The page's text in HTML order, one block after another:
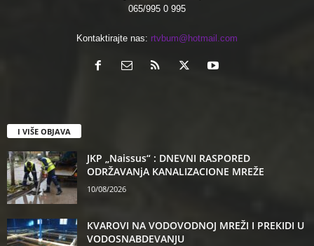
065/995 0 995
Kontaktirajte nas: rtvbum@hotmail.com
I VIŠE OBJAVA
JKP „Naissus“ : DNEVNI RASPORED
ODRŽAVANjA KANALIZACIONE MREŽE
10/08/2026
КVAROVI NA VODOVODNOJ MREŽI I PREКIDI U
VODOSNABDEVANJU